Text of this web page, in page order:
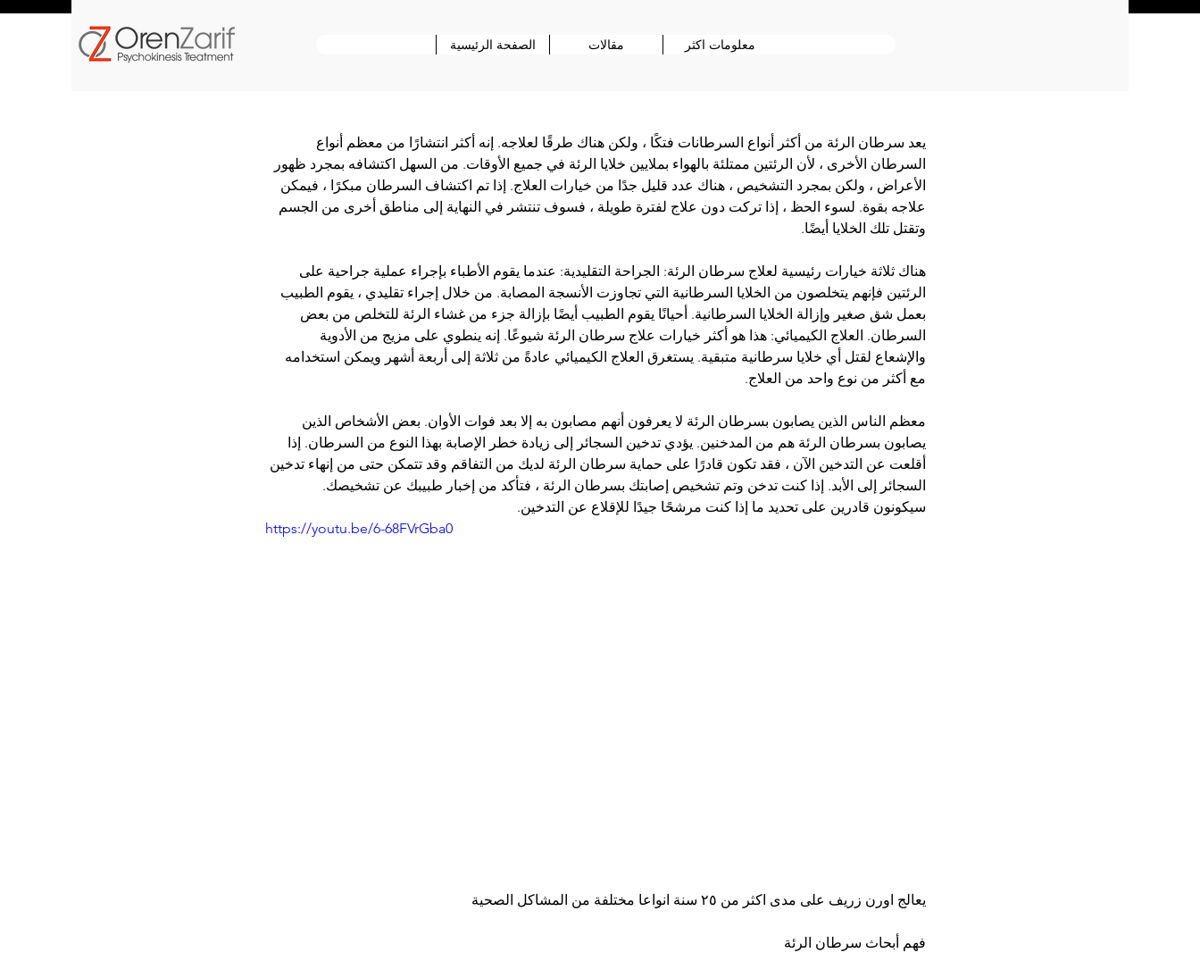
الصفحة الرئيسية مقالات معلومات اكثر
يعد سرطان الرئة من أكثر أنواع السرطانات فتكًا ، ولكن هناك طرقًا لعلاجه. إنه أكثر انتشارًا من معظم أنواع
السرطان الأخرى ، لأن الرئتين ممتلئة بالهواء بملايين خلايا الرئة في جميع الأوقات. من السهل اكتشافه بمجرد ظهور
الأعراض ، ولكن بمجرد التشخيص ، هناك عدد قليل جدًا من خيارات العلاج. إذا تم اكتشاف السرطان مبكرًا ، فيمكن
علاجه بقوة. لسوء الحظ ، إذا تركت دون علاج لفترة طويلة ، فسوف تنتشر في النهاية إلى مناطق أخرى من الجسم
وتقتل تلك الخلايا أيضًا.
هناك ثلاثة خيارات رئيسية لعلاج سرطان الرئة: الجراحة التقليدية: عندما يقوم الأطباء بإجراء عملية جراحية على
الرئتين فإنهم يتخلصون من الخلايا السرطانية التي تجاوزت الأنسجة المصابة. من خلال إجراء تقليدي ، يقوم الطبيب
بعمل شق صغير وإزالة الخلايا السرطانية. أحيانًا يقوم الطبيب أيضًا بإزالة جزء من غشاء الرئة للتخلص من بعض
السرطان. العلاج الكيميائي: هذا هو أكثر خيارات علاج سرطان الرئة شيوعًا. إنه ينطوي على مزيج من الأدوية
والإشعاع لقتل أي خلايا سرطانية متبقية. يستغرق العلاج الكيميائي عادةً من ثلاثة إلى أربعة أشهر ويمكن استخدامه
مع أكثر من نوع واحد من العلاج.
معظم الناس الذين يصابون بسرطان الرئة لا يعرفون أنهم مصابون به إلا بعد فوات الأوان. بعض الأشخاص الذين
يصابون بسرطان الرئة هم من المدخنين. يؤدي تدخين السجائر إلى زيادة خطر الإصابة بهذا النوع من السرطان. إذا
أقلعت عن التدخين الآن ، فقد تكون قادرًا على حماية سرطان الرئة لديك من التفاقم وقد تتمكن حتى من إنهاء تدخين
السجائر إلى الأبد. إذا كنت تدخن وتم تشخيص إصابتك بسرطان الرئة ، فتأكد من إخبار طبيبك عن تشخيصك.
سيكونون قادرين على تحديد ما إذا كنت مرشحًا جيدًا للإقلاع عن التدخين.
https://youtu.be/6-68FVrGba0
يعالج اورن زريف على مدى اكثر من ٢٥ سنة انواعا مختلفة من المشاكل الصحية
فهم أبحاث سرطان الرئة